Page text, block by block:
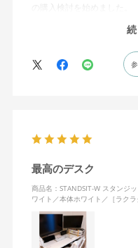
の購入検討を始めました。
サイズ、質感、油圧、操作
電気工具不要）、コスパ
数の条件がありましたが、
す。10%オフ期間に購入で
他と迷っている方がいたら
たいです(*^^*)
最高のデスク
商品名：STANDSIT-W スタンジ
ワイト／本体ホワイト／［ラクラ